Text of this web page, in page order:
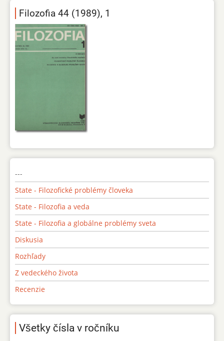
Filozofia 44 (1989), 1
---
State - Filozofické problémy človeka
State - Filozofia a veda
State - Filozofia a globálne problémy sveta
Diskusia
Rozhľady
Z vedeckého života
Recenzie
Všetky čísla v ročníku